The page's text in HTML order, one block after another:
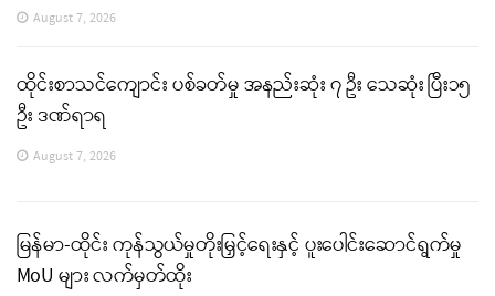
August 7, 2026
ထိုင်းစာသင်ကျောင်း ပစ်ခတ်မှု အနည်းဆုံး ၇ ဦး သေဆုံး ပြီး၁၅
ဦး ဒဏ်ရာရ
August 7, 2026
မြန်မာ-ထိုင်း ကုန်သွယ်မှုတိုးမြှင့်ရေးနှင့် ပူးပေါင်းဆောင်ရွက်မှု
MoU များ လက်မှတ်ထိုး